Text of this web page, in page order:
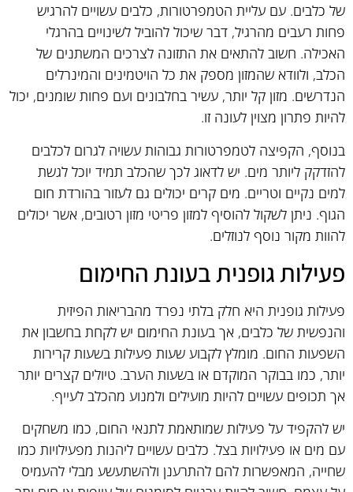
של כלבים. עם עליית הטמפרטורות, כלבים עשויים להרגיש
פחות רעבים מהרגיל, דבר שיכול להוביל לשינויים בהרגלי
האכילה. חשוב להתאים את התזונה לצרכים המשתנים של
הכלב, ולוודא שהמזון מספק את כל הויטמינים והמינרלים
הנדרשים. מזון קל יותר, עשיר בחלבונים ועם פחות שומנים, יכול
להיות פתרון מצוין לעונה זו.
בנוסף, הקפיצה לטמפרטורות גבוהות עשויה לגרום לכלבים
להזדקק ליותר מים. יש לדאוג לכך שהכלב תמיד יוכל לגשת
למים נקיים וטריים. מים קרים יכולים גם לעזור בהורדת חום
הגוף. ניתן לשקול להוסיף למזון פריטי מזון רטובים, אשר יכולים
להוות מקור נוסף לנוזלים.
פעילות גופנית בעונת החימום
פעילות גופנית היא חלק בלתי נפרד מהבריאות הפיזית
והנפשית של כלבים, אך בעונת החימום יש לקחת בחשבון את
השפעות החום. מומלץ לקבוע שעות פעילות בשעות קרירות
יותר, כמו בבוקר המוקדם או בשעות הערב. טיולים קצרים יותר
אך תכופים עשויים להיות מועילים ולמנוע מהכלב לעייף.
יש להקפיד על פעילות שמותאמת לתנאי החום, כמו משחקים
עם מים או פעילויות בצל. כלבים עשויים ליהנות מפעילויות כמו
שחייה, המאפשרות להם להתרענן ולהשתעשע מבלי להעמיס